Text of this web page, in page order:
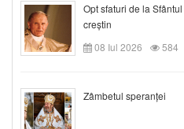
Opt sfaturi de la
creștin
08 Iul 2026
584
Zâmbetul speranței